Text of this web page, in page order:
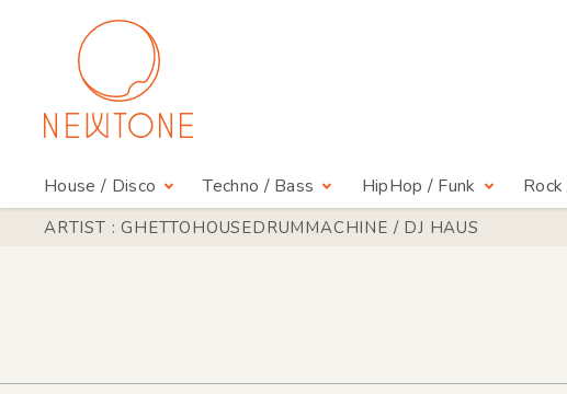
House / Disco Techno / Bass HipHop / Funk
ARTIST : GHETTOHOUSEDRUMMACHINE / DJ HAUS